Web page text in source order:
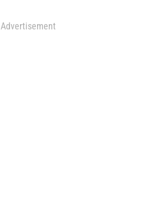
Advertisement